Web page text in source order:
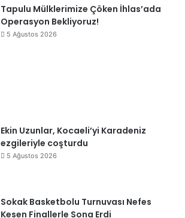
Tapulu Mülklerimize Çöken İhlas’ada
Operasyon Bekliyoruz!
5 Ağustos 2026
Ekin Uzunlar, Kocaeli’yi Karadeniz
ezgileriyle coşturdu
5 Ağustos 2026
Sokak Basketbolu Turnuvası Nefes
Kesen Finallerle Sona Erdi